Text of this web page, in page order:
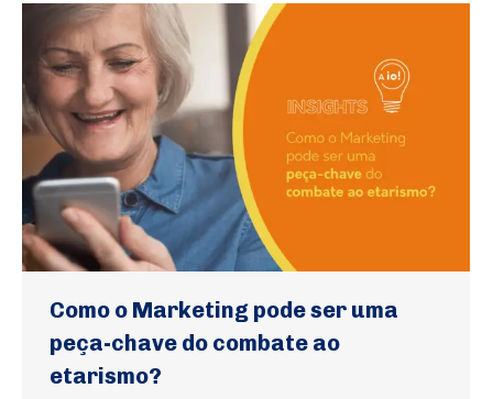
Como o Marketing pode ser uma
peça-chave do combate ao
etarismo?